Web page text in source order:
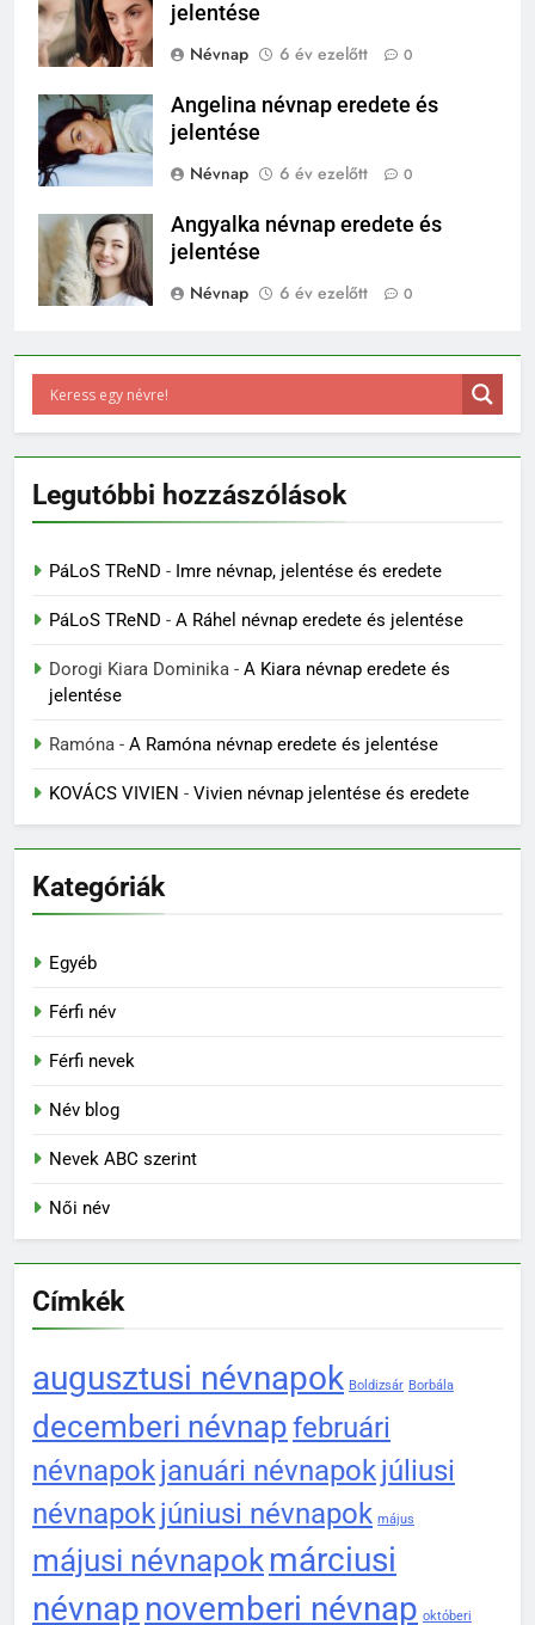
jelentése
Névnap
6 év ezelőtt 0
Angelina névnap eredete és
jelentése
Névnap
6 év ezelőtt 0
Angyalka névnap eredete és
jelentése
Névnap
6 év ezelőtt 0
Legutóbbi hozzászólások
PáLoS TReND - Imre névnap, jelentése és eredete
PáLoS TReND - A Ráhel névnap eredete és jelentése
Dorogi Kiara Dominika - A Kiara névnap eredete és
jelentése
Ramóna - A Ramóna névnap eredete és jelentése
KOVÁCS VIVIEN - Vivien névnap jelentése és eredete
Kategóriák
Egyéb
Férfi név
Férfi nevek
Név blog
Nevek ABC szerint
Női név
Címkék
augusztusi névnapok Boldizsár Borbála
decemberi névnapfebruári
névnapokjanuári névnapokjúliusi
névnapokjúniusi névnapok május
májusi névnapokmárciusi
névnap novemberi névnap októberi